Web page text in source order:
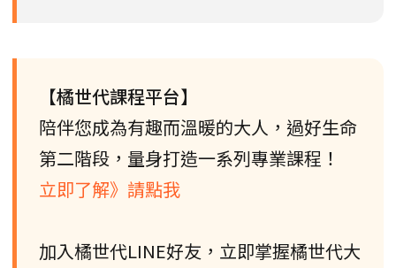
【橘世代課程平台】
陪伴您成為有趣而溫暖的大人，過好生命
第二階段，量身打造一系列專業課程！
立即了解》請點我
加入橘世代LINE好友，立即掌握橘世代大